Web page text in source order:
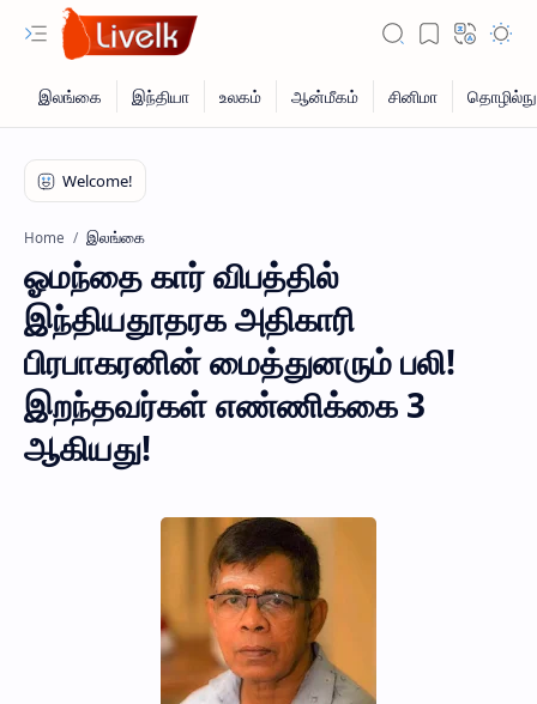
Home இலங்கை
ஓமந்தை கார் விபத்தில்
இந்தியதூதரக அதிகாரி
பிரபாகரனின் மைத்துனரும் பலி!
இறந்தவர்கள் எண்ணிக்கை 3
ஆகியது!